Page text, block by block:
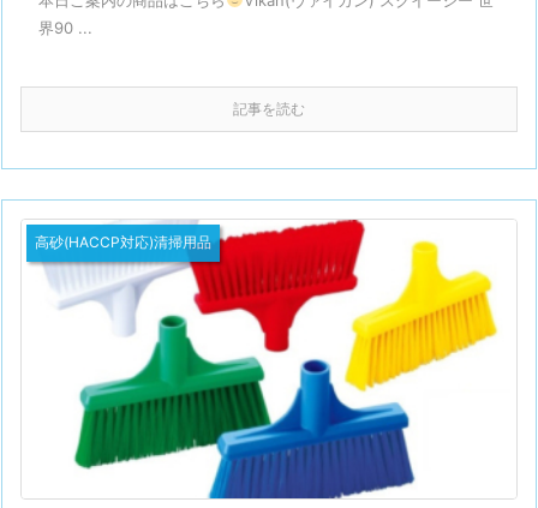
界90 ...
記事を読む
高砂(HACCP対応)清掃用品